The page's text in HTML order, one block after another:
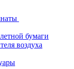
бумаги
воздуха